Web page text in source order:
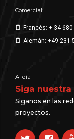
Comercial:
Francés: + 34 680
Alemán: +49 231
Al día
Siga
Siganos en las
proyectos.